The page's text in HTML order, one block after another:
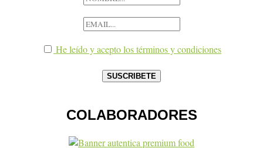
He leído y acepto los términos y condiciones
COLABORADORES